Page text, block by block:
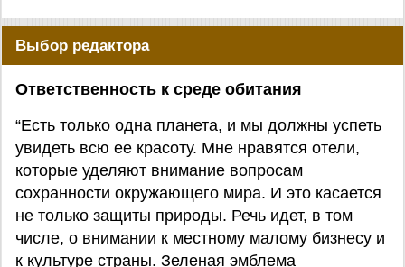
Выбор редактора
Ответственность к среде обитания
“Есть только одна планета, и мы должны успеть
увидеть всю ее красоту. Мне нравятся отели,
которые уделяют внимание вопросам
сохранности окружающего мира. И это касается
не только защиты природы. Речь идет, в том
числе, о внимании к местному малому бизнесу и
к культуре страны. Зеленая эмблема